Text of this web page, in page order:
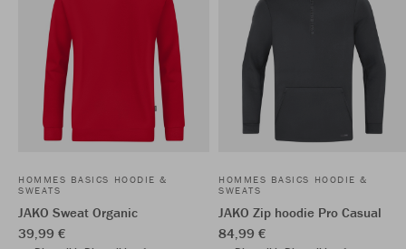
HOMMES BASICS HOODIE &
SWEATS
JAKO Sweat Organic
39,99 €
HOMMES BASICS HOODIE &
SWEATS
JAKO Zip hoodie Pro Casual
84,99 €